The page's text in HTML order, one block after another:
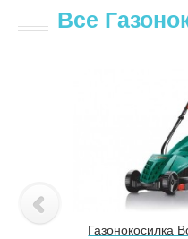
Все
Газонокосилка